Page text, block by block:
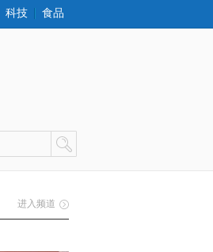
科技 食品